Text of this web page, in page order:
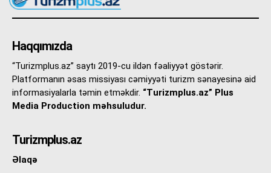
Haqqımızda
“Turizmplus.az” saytı 2019-cu ildən fəaliyyət göstərir.
Platformanın əsas missiyası cəmiyyəti turizm sənayesinə aid
informasiyalarla təmin etməkdir. “Turizmplus.az” Plus
Media Production məhsuludur.
Turizmplus.az
Əlaqə